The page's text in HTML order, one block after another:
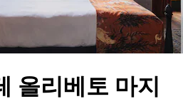
올리베토 마지